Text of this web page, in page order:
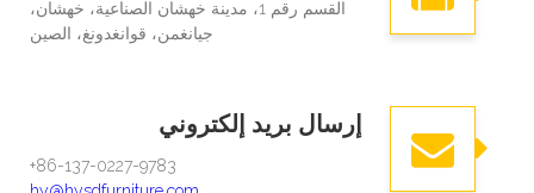
القسم رقم 1، مدينة خهشان الصناعية، خهشان،
جيانغمن، قوانغدونغ، الصين
إرسال بريد إلكتروني
86-137-0227-9783+​​​​​​